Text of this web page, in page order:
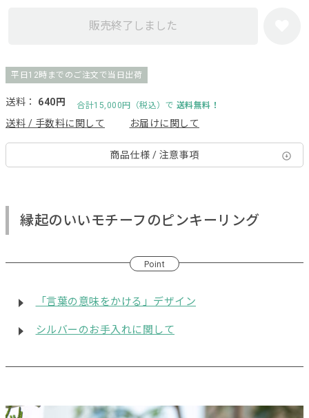
販売終了しました
平日12時までのご注文で当日出荷
送料： 640円 合計15,000円（税込）で 送料無料！
送料 / 手数料に関して お届けに関して
商品仕様 / 注意事項
縁起のいいモチーフのピンキーリング
Point
「言葉の意味をかける」デザイン
シルバーのお手入れに関して